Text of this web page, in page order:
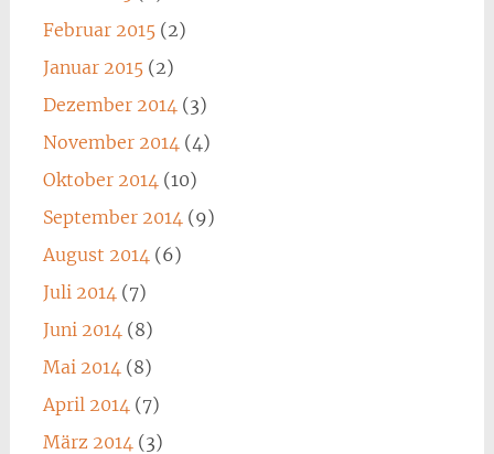
Februar 2015(2)
Januar 2015(2)
Dezember 2014(3)
November 2014(4)
Oktober 2014(10)
September 2014(9)
August 2014(6)
Juli 2014(7)
Juni 2014(8)
Mai 2014(8)
April 2014(7)
März 2014(3)